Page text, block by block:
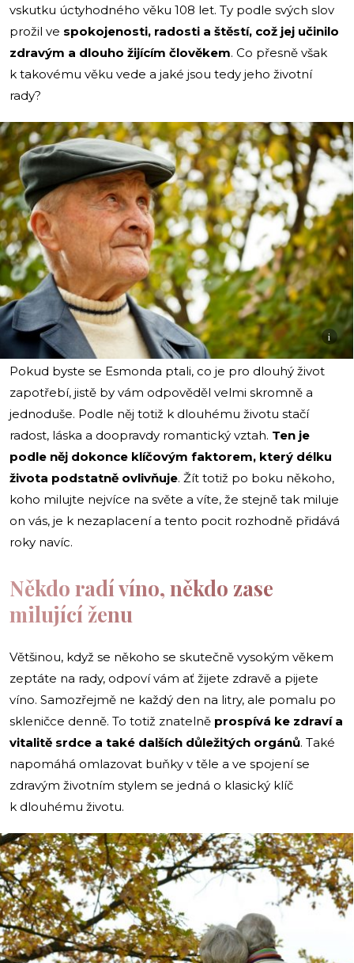
vskutku úctyhodného věku 108 let. Ty podle svých slov
prožil ve spokojenosti, radosti a štěstí, což jej učinilo
zdravým a dlouho žijícím člověkem. Co přesně však
k takovému věku vede a jaké jsou tedy jeho životní
rady?
i
Pokud byste se Esmonda ptali, co je pro dlouhý život
zapotřebí, jistě by vám odpověděl velmi skromně a
jednoduše. Podle něj totiž k dlouhému životu stačí
radost, láska a doopravdy romantický vztah. Ten je
podle něj dokonce klíčovým faktorem, který délku
života podstatně ovlivňuje. Žít totiž po boku někoho,
koho milujte nejvíce na světe a víte, že stejně tak miluje
on vás, je k nezaplacení a tento pocit rozhodně přidává
roky navíc.
Někdo radí víno, někdo zase
milující ženu
Většinou, když se někoho se skutečně vysokým věkem
zeptáte na rady, odpoví vám ať žijete zdravě a pijete
víno. Samozřejmě ne každý den na litry, ale pomalu po
skleničce denně. To totiž znatelně prospívá ke zdraví a
vitalitě srdce a také dalších důležitých orgánů. Také
napomáhá omlazovat buňky v těle a ve spojení se
zdravým životním stylem se jedná o klasický klíč
k dlouhému životu.